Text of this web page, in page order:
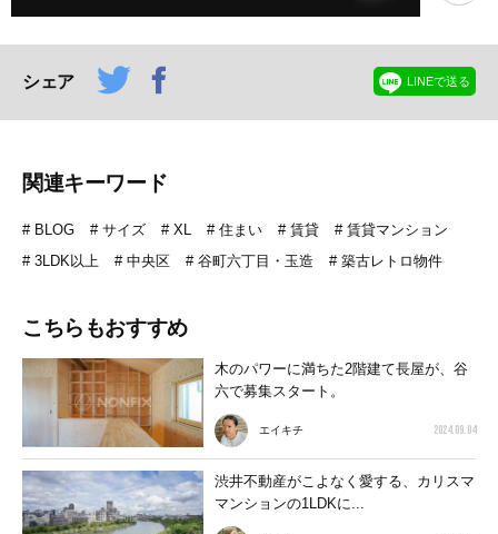
シェア LINEで送る
関連キーワード
BLOG サイズ XL 住まい 賃貸
賃貸マンション
3LDK以上
中央区 谷町六丁目・玉造 築古レトロ物件
こちらもおすすめ
木のパワーに満ちた2階建て長屋が、谷
六で募集スタート。
エイキチ 2024.09.04
渋井不動産がこよなく愛する、カリスマ
マンションの1LDKに...